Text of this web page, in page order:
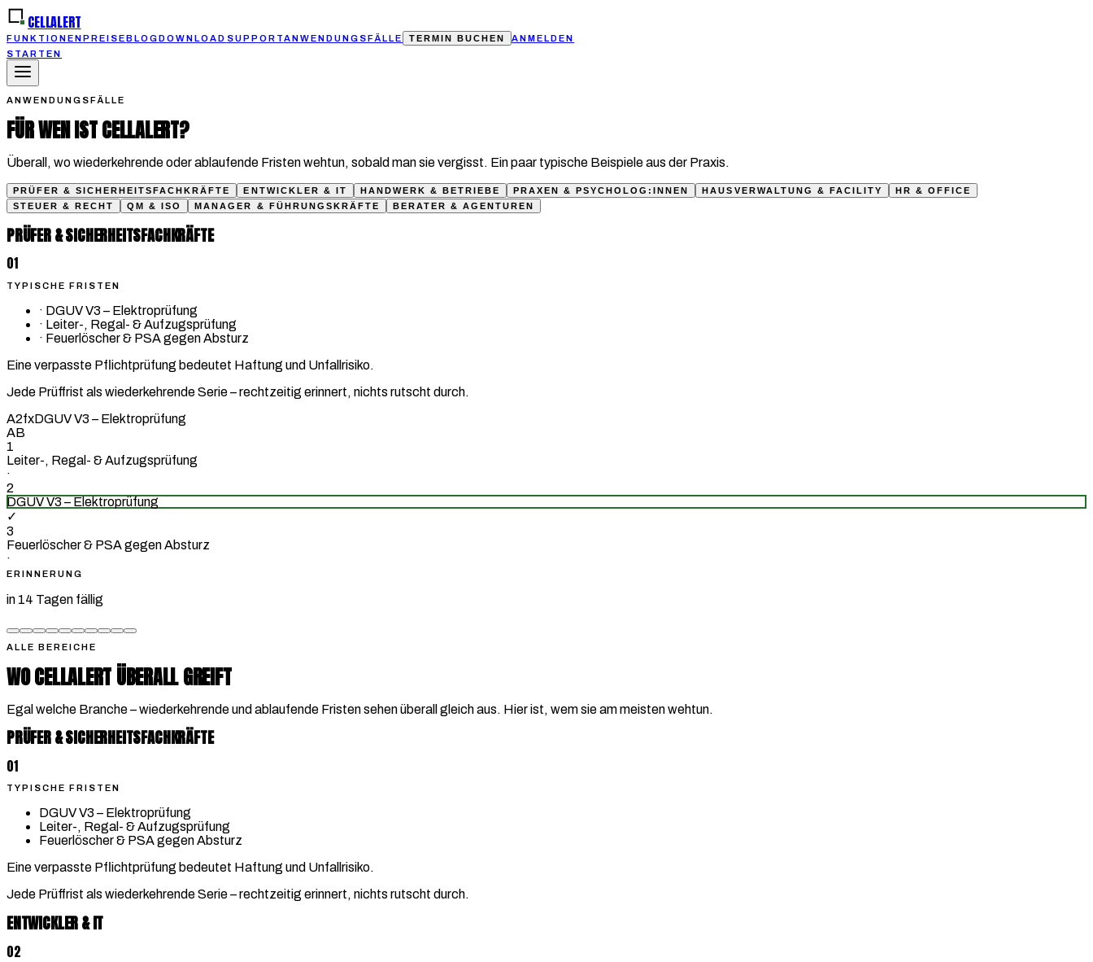
CELLALERT
FUNKTIONENPREISEBLOGDOWNLOAD SUPPORTANWENDUNGSFÄLLE TERMIN BUCHEN
ANMELDEN
STARTEN
ANWENDUNGSFÄLLE
FÜR WEN IST CELLALERT?
Überall, wo wiederkehrende oder ablaufende Fristen wehtun, sobald man sie vergisst. Ein paar typische Beispiele aus der Praxis.
PRÜFER & SICHERHEITSFACHKRÄFTE ENTWICKLER & IT HANDWERK & BETRIEBE PRAXEN & PSYCHOLOG:INNEN HAUSVERWALTUNG & FACILITY
HR & OFFICE
STEUER & RECHT
QM & ISO MANAGER & FÜHRUNGSKRÄFTE BERATER & AGENTUREN
PRÜFER & SICHERHEITSFACHKRÄFTE
01
TYPISCHE FRISTEN
· DGUV V3 – Elektroprüfung
· Leiter-, Regal- & Aufzugsprüfung
· Feuerlöscher & PSA gegen Absturz
Eine verpasste Pflichtprüfung bedeutet Haftung und Unfallrisiko.
Jede Prüffrist als wiederkehrende Serie – rechtzeitig erinnert, nichts rutscht durch.
A2fxDGUV V3 – Elektroprüfung
AB
1
Leiter-, Regal- & Aufzugsprüfung
·
2
DGUV V3 – Elektroprüfung
✓
3
Feuerlöscher & PSA gegen Absturz
·
ERINNERUNG
in 14 Tagen fällig
ALLE BEREICHE
WO CELLALERT ÜBERALL GREIFT
Egal welche Branche – wiederkehrende und ablaufende Fristen sehen überall gleich aus. Hier ist, wem sie am meisten wehtun.
PRÜFER & SICHERHEITSFACHKRÄFTE
01
TYPISCHE FRISTEN
DGUV V3 – Elektroprüfung
Leiter-, Regal- & Aufzugsprüfung
Feuerlöscher & PSA gegen Absturz
Eine verpasste Pflichtprüfung bedeutet Haftung und Unfallrisiko.
Jede Prüffrist als wiederkehrende Serie – rechtzeitig erinnert, nichts rutscht durch.
ENTWICKLER & IT
02